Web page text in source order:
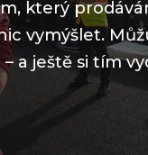
který
vymýšlet.
– a ještě si tím